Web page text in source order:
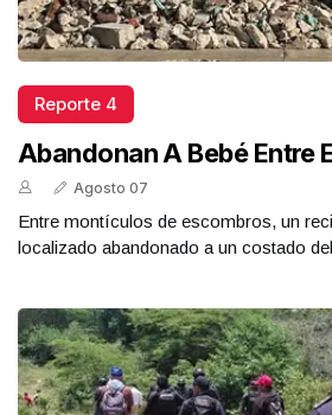
Reporte 4
Abandonan A Bebé Entre
Agosto 07
Entre montículos de escombros, un
localizado abandonado a un costado